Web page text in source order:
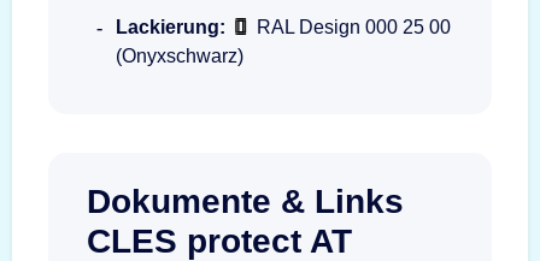
Lackierung:
RAL Design 000 25 00
(Onyxschwarz)
Dokumente & Links
CLES protect AT